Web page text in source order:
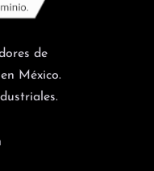
de
México.